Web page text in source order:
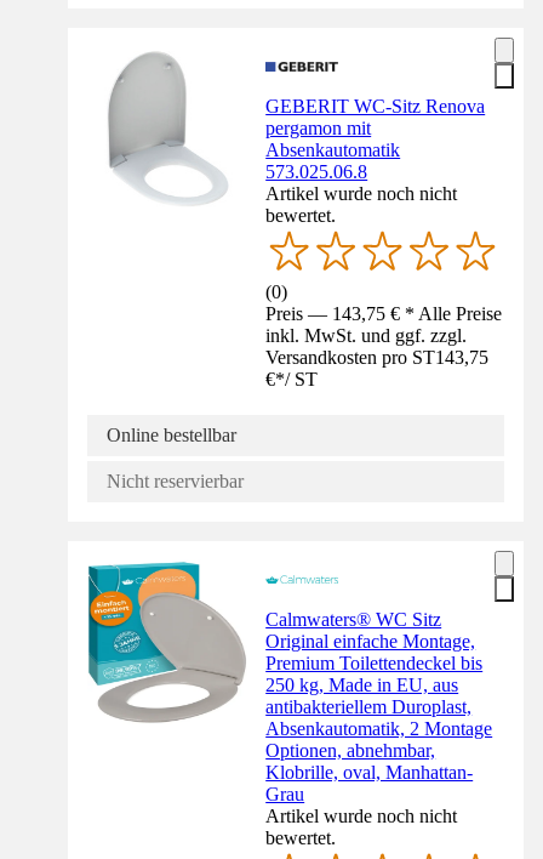
GEBERIT WC-Sitz Renova
pergamon mit
Absenkautomatik
573.025.06.8
Artikel wurde noch nicht
bewertet.
(0)
Preis — 143,75 € * Alle Preise
inkl. MwSt. und ggf. zzgl.
Versandkosten pro ST143,75
€*/ ST
Online bestellbar
Nicht reservierbar
Calmwaters® WC Sitz
Original einfache Montage,
Premium Toilettendeckel bis
250 kg, Made in EU, aus
antibakteriellem Duroplast,
Absenkautomatik, 2 Montage
Optionen, abnehmbar,
Klobrille, oval, Manhattan-
Grau
Artikel wurde noch nicht
bewertet.